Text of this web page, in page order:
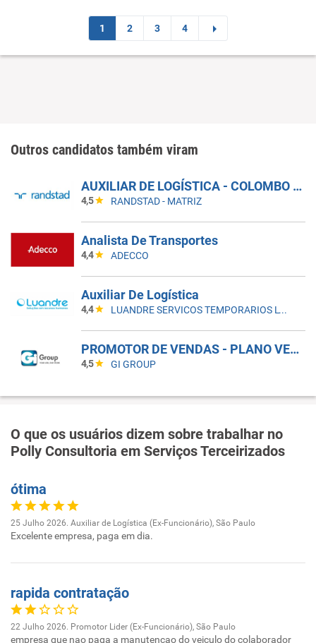
1 2 3 4
Outros candidatos também viram
AUXILIAR DE LOGÍSTICA - COLOMBO - PR
4,5 RANDSTAD - MATRIZ
Analista De Transportes
4,4 ADECCO
Auxiliar De Logística
4,4 LUANDRE SERVICOS TEMPORARIOS LTDA. (C-I)
PROMOTOR DE VENDAS - PLANO VERÃO 2026
4,5 GI GROUP
O que os usuários dizem sobre trabalhar no
Polly Consultoria em Serviços Terceirizados
ótima
25 Julho 2026. Auxiliar de Logística (Ex-Funcionário), São Paulo
Excelente empresa, paga em dia.
rapida contratação
22 Julho 2026. Promotor Lider (Ex-Funcionário), São Paulo
empresa que nao paga a manutencao do veiculo do colaborador